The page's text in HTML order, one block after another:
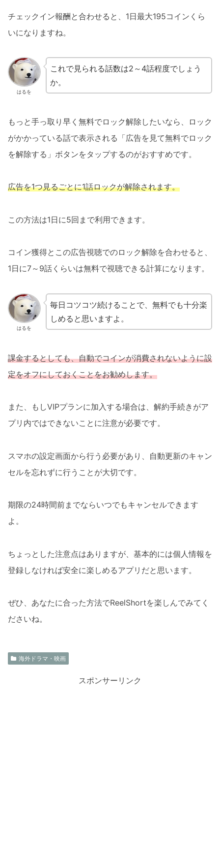
チェックイン報酬と合わせると、1日最大195コインくら
いになりますね。
はるを
これで見られる話数は2～4話程度でしょう
か。
もっと手っ取り早く無料でロック解除したいなら、ロック
がかかっている話で表示される「広告を見て無料でロック
を解除する」ボタンをタップするのがおすすめです。
広告を1つ見るごとに1話ロックが解除されます。
この方法は1日に5回まで利用できます。
コイン獲得とこの広告視聴でのロック解除を合わせると、
1日に7～9話くらいは無料で視聴できる計算になります。
はるを
毎日コツコツ続けることで、無料でも十分楽
しめると思いますよ。
課金するとしても、自動でコインが消費されないように設
定をオフにしておくことをお勧めします。
また、もしVIPプランに加入する場合は、解約手続きがア
プリ内ではできないことに注意が必要です。
スマホの設定画面から行う必要があり、自動更新のキャン
セルを忘れずに行うことが大切です。
期限の24時間前までならいつでもキャンセルできます
よ。
ちょっとした注意点はありますが、基本的には個人情報を
登録しなければ安全に楽しめるアプリだと思います。
ぜひ、あなたに合った方法でReelShortを楽しんでみてく
ださいね。
海外ドラマ・映画
スポンサーリンク